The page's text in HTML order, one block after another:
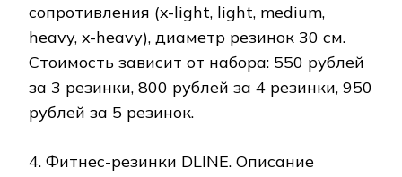
сопротивления (x-light, light, medium,
heavy, x-heavy), диаметр резинок 30 см.
Стоимость зависит от набора: 550 рублей
за 3 резинки, 800 рублей за 4 резинки, 950
рублей за 5 резинок.
4. Фитнес-резинки DLINE. Описание